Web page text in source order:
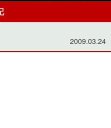
2009.03.24